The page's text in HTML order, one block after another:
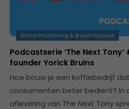
Brand Positioning & Brand Purpose
Podcastserie ‘The Next
founder Yorick Bruins
Hoe bouw je een koffiebedrijf
consumenten beter bedient? In
aflevering van The Next Tony